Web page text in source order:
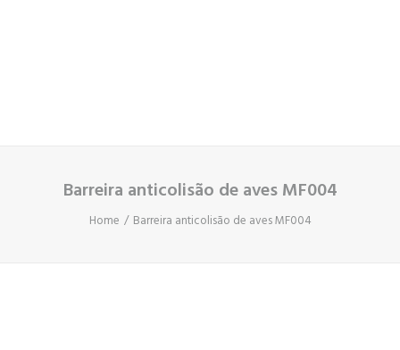
Barreira anticolisão de aves MF004
Home Barreira anticolisão de aves MF004